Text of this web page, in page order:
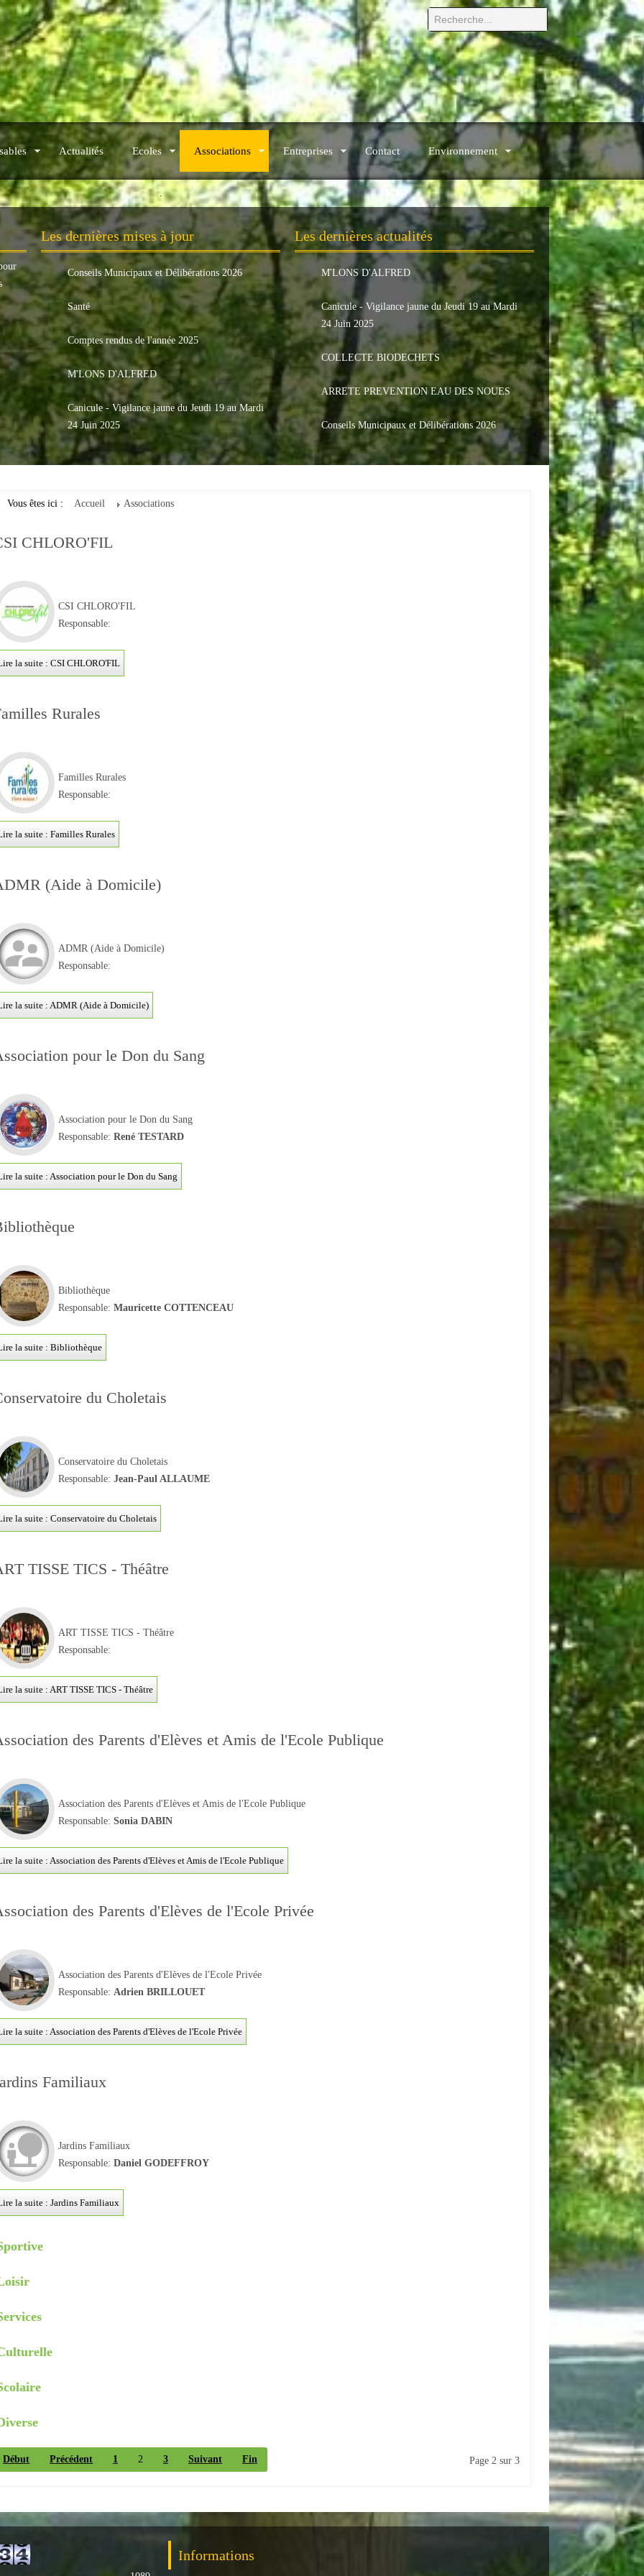
Actualités Ecoles Associations Entreprises Contact Environnement
.
Les dernières mises à jour
Conseils Municipaux et Délibérations 2026
Santé
Comptes rendus de l'année 2025
M'LONS D'ALFRED
Canicule - Vigilance jaune du Jeudi 19 au Mardi
24 Juin 2025
Les dernières actualités
M'LONS D'ALFRED
Canicule - Vigilance jaune du Jeudi 19 au Mardi
24 Juin 2025
COLLECTE BIODECHETS
ARRETE PREVENTION EAU DES NOUES
Conseils Municipaux et Délibérations 2026
Vous êtes ici : Accueil Associations
CHLORO'FIL
CSI CHLORO'FIL
Responsable:
la suite : CSI CHLORO'FIL
Rurales
Familles Rurales
Responsable:
la suite : Familles Rurales
(Aide à Domicile)
ADMR (Aide à Domicile)
Responsable:
la suite : ADMR (Aide à Domicile)
pour le Don du Sang
Association pour le Don du Sang
Responsable: René TESTARD
la suite : Association pour le Don du Sang
Bibliothèque
Responsable: Mauricette COTTENCEAU
la suite : Bibliothèque
du Choletais
Conservatoire du Choletais
Responsable: Jean-Paul ALLAUME
la suite : Conservatoire du Choletais
TISSE TICS - Théâtre
ART TISSE TICS - Théâtre
Responsable:
la suite : ART TISSE TICS - Théâtre
des Parents d'Elèves et Amis de l'Ecole Publique
Association des Parents d'Elèves et Amis de l'Ecole Publique
Responsable: Sonia DABIN
la suite : Association des Parents d'Elèves et Amis de l'Ecole Publique
des Parents d'Elèves de l'Ecole Privée
Association des Parents d'Elèves de l'Ecole Privée
Responsable: Adrien BRILLOUET
la suite : Association des Parents d'Elèves de l'Ecole Privée
Familiaux
Jardins Familiaux
Responsable: Daniel GODEFFROY
la suite : Jardins Familiaux
Page 2 sur 3
Début Précédent 1 2 3 Suivant Fin
Informations